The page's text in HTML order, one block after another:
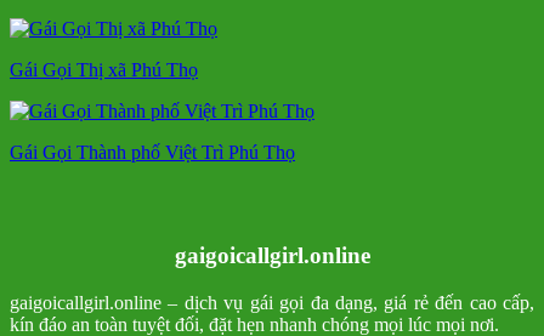
Gái Gọi Thị xã Phú Thọ
Gái Gọi Thành phố Việt Trì Phú Thọ
gaigoicallgirl.online
gaigoicallgirl.online – dịch vụ gái gọi đa dạng, giá rẻ đến cao cấp,
kín đáo an toàn tuyệt đối, đặt hẹn nhanh chóng mọi lúc mọi nơi.